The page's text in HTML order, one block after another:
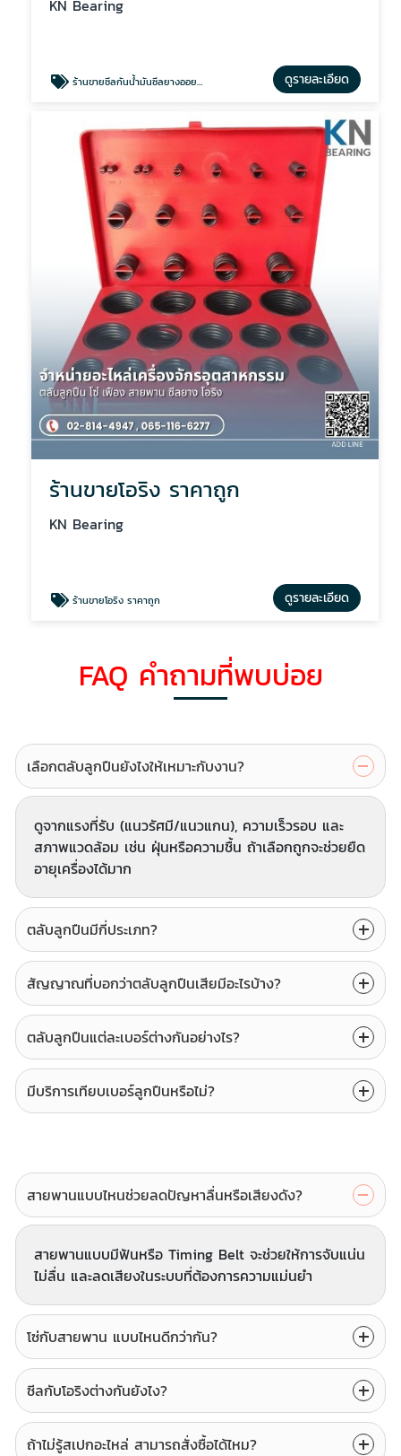
KN Bearing
ร้านขายซีลกันน้ำมันซีลยางออยซีล ดูรายละเอียด
ร้านขายโอริง ราคาถูก
KN Bearing
ร้านขายโอริง ราคาถูก ดูรายละเอียด
FAQ คำถามที่พบบ่อย
เลือกตลับลูกปืนยังไงให้เหมาะกับงาน?
ดูจากแรงที่รับ (แนวรัศมี/แนวแกน), ความเร็วรอบ และ
สภาพแวดล้อม เช่น ฝุ่นหรือความชื้น ถ้าเลือกถูกจะช่วยยืด
อายุเครื่องได้มาก
ตลับลูกปืนมีกี่ประเภท?
สัญญาณที่บอกว่าตลับลูกปืนเสียมีอะไรบ้าง?
ตลับลูกปืนแต่ละเบอร์ต่างกันอย่างไร?
มีบริการเทียบเบอร์ลูกปืนหรือไม่?
สายพานแบบไหนช่วยลดปัญหาลื่นหรือเสียงดัง?
สายพานแบบมีฟันหรือ Timing Belt จะช่วยให้การจับแน่น
ไม่ลื่น และลดเสียงในระบบที่ต้องการความแม่นยำ
โซ่กับสายพาน แบบไหนดีกว่ากัน?
ซีลกับโอริงต่างกันยังไง?
ถ้าไม่รู้สเปกอะไหล่ สามารถสั่งซื้อได้ไหม?